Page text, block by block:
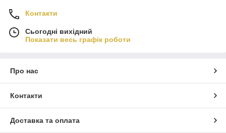
Контакти
Сьогодні вихідний
Показати весь графік роботи
Про нас
Контакти
Доставка та оплата